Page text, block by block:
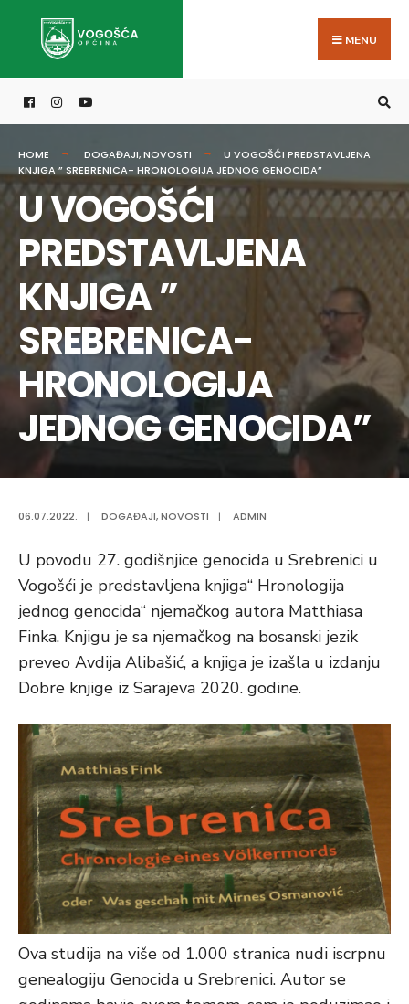
MENU
HOME DOGAĐAJI,NOVOSTI
U VOGOŠĆI PREDSTAVLJENA
KNJIGA ” SREBRENICA- HRONOLOGIJA JEDNOG GENOCIDA”
U VOGOŠĆI
PREDSTAVLJENA
KNJIGA ”
SREBRENICA-
HRONOLOGIJA
JEDNOG GENOCIDA”
06.07.2022. | DOGAĐAJI,NOVOSTI | ADMIN
U povodu 27. godišnjice genocida u Srebrenici u
Vogošći je predstavljena knjiga“ Hronologija
jednog genocida“ njemačkog autora Matthiasa
Finka. Knjigu je sa njemačkog na bosanski jezik
preveo Avdija Alibašić, a knjiga je izašla u izdanju
Dobre knjige iz Sarajeva 2020. godine.
Ova studija na više od 1.000 stranica nudi iscrpnu
genealogiju Genocida u Srebrenici. Autor se
for: